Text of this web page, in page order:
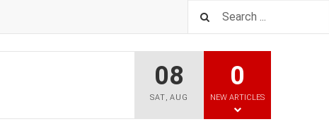
08
SAT, AUG
0
NEW ARTICLES